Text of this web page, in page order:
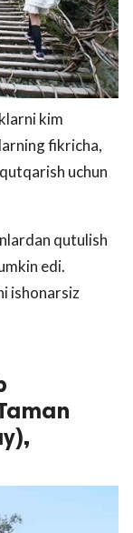
kim
fikricha,
uchun
qutulish
edi.
ishonarsiz